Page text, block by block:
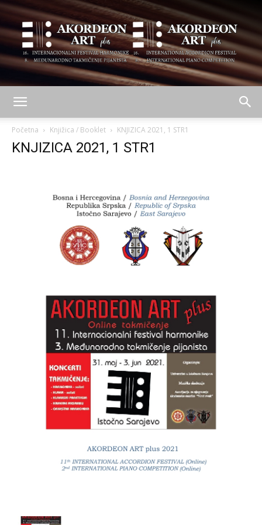
plus
Početna Knjižica / Booklet KNJIZICA 2021, 1 STR1
KNJIZICA 2021, 1 STR1